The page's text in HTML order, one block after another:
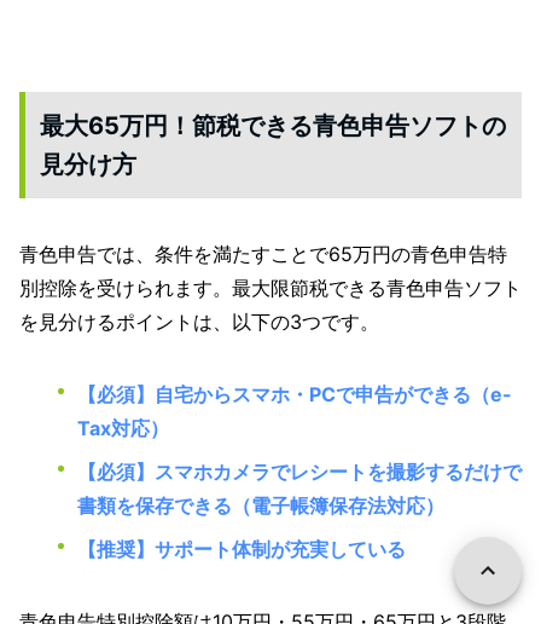
最大65万円！節税できる青色申告ソフトの
見分け方
青色申告では、条件を満たすことで65万円の青色申告特
別控除を受けられます。最大限節税できる青色申告ソフト
を見分けるポイントは、以下の3つです。
【必須】自宅からスマホ・PCで申告ができる（e-
Tax対応）
【必須】スマホカメラでレシートを撮影するだけで
書類を保存できる（電子帳簿保存法対応）
【推奨】サポート体制が充実している